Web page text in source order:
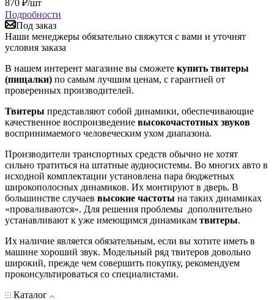
870 ₽/шт
Подробности
Под заказ
Наши менеджеры обязательно свяжутся с вами и уточнят
условия заказа
В нашем интерент магазине вы сможете купить твитеры
(пищалки) по самым лучшим ценам, с гарантией от
проверенных производителей.
Твитеры представляют собой динамики, обеспечивающие
качественное воспроизведение высокочастотных звуков
воспринимаемого человеческим ухом диапазона.
Производители транспортных средств обычно не хотят
сильно тратиться на штатные аудиосистемы. Во многих авто в
исходной комплектации установлена пара бюджетных
широкополосных динамиков. Их монтируют в дверь. В
большинстве случаев высокие частоты на таких динамиках
«проваливаются». Для решения проблемы дополнительно
устанавливают к уже имеющимся динамикам твитеры.
Их наличие является обязательным, если вы хотите иметь в
машине хороший звук. Модельный ряд твитеров довольно
широкий, прежде чем совершить покупку, рекомендуем
проконсультироваться со специалистами.
Каталог